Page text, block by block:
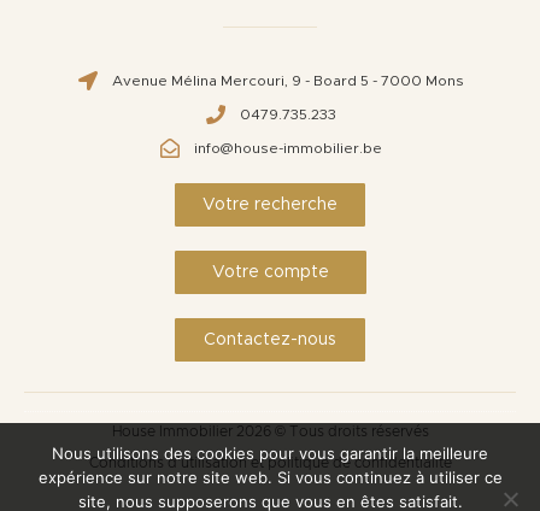
Avenue Mélina Mercouri, 9 - Board 5 - 7000 Mons
0479.735.233
info@house-immobilier.be
Votre recherche
Votre compte
Contactez-nous
House Immobilier 2026 © Tous droits réservés
Conditions d'utilisation et politique de confidentialité
Nous utilisons des cookies pour vous garantir la meilleure
expérience sur notre site web. Si vous continuez à utiliser ce
site, nous supposerons que vous en êtes satisfait.